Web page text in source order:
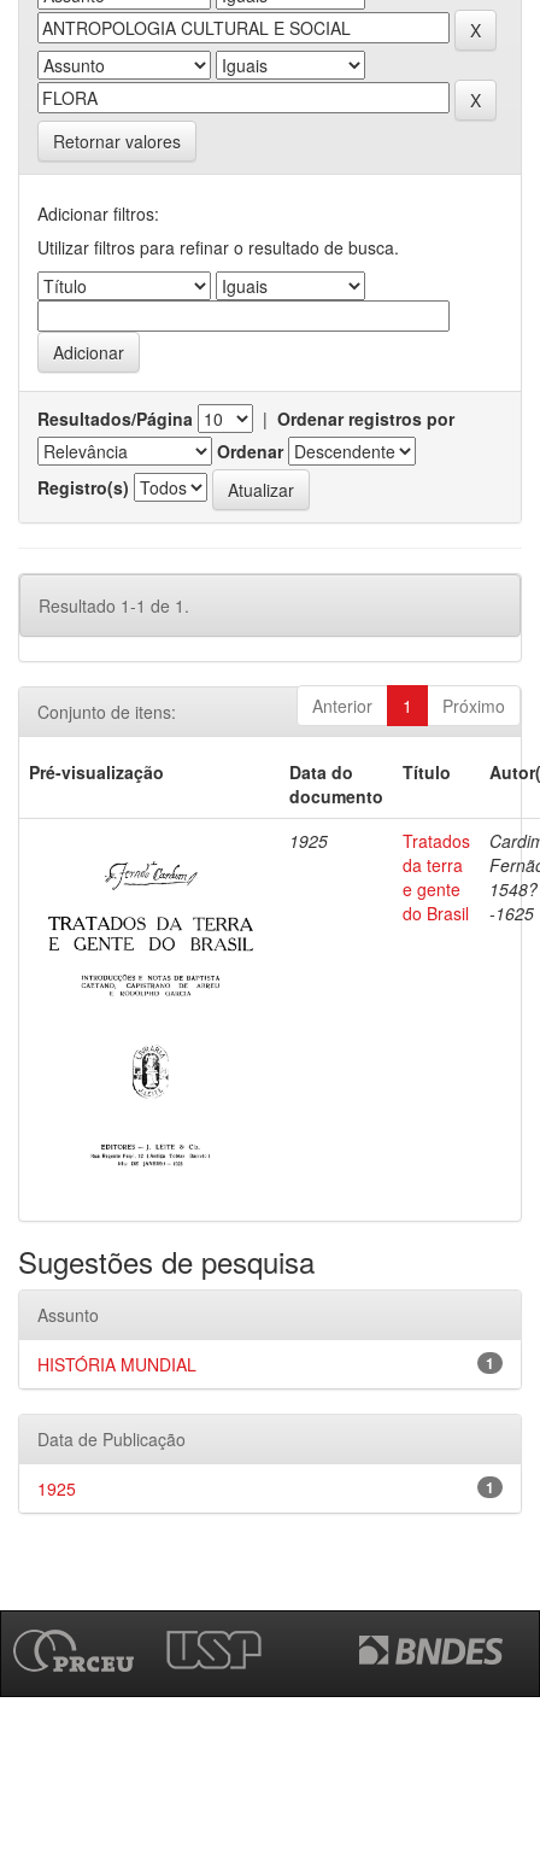
Retornar valores
Adicionar filtros:
Utilizar filtros para refinar o resultado de busca.
Resultados/Página | Ordenar registros por
Ordenar
Registro(s)
Resultado 1-1 de 1.
Anterior 1 Próximo
Conjunto de itens:
Pré-visualização
Data do
documento
Título
1925
Tratados
da terra
e gente
do Brasil
1548?
-1625
Sugestões de pesquisa
Assunto
1
HISTÓRIA MUNDIAL
Data de Publicação
1
1925